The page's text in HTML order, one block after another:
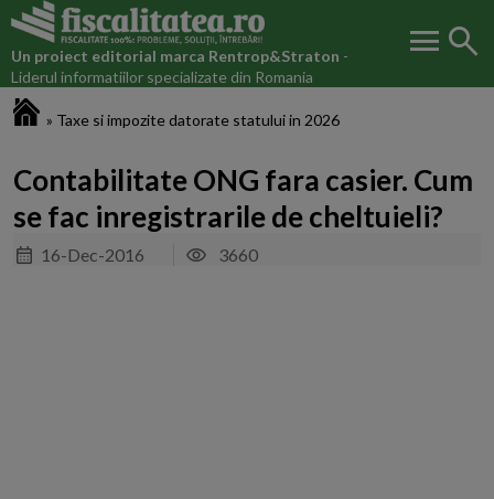
Un proiect editorial marca Rentrop&Straton -
Liderul informatiilor specializate din Romania
menu search
» Taxe si impozite datorate statului in 2026
Contabilitate ONG fara casier. Cum
se fac inregistrarile de cheltuieli?
16-Dec-2016 3660